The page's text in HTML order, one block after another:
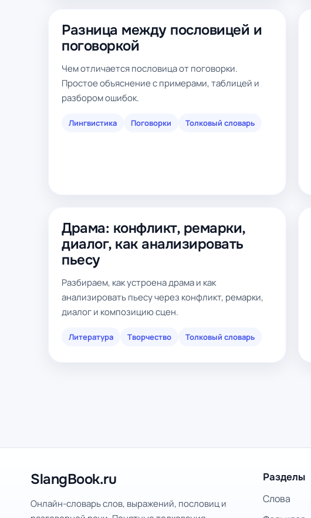
Разница между пословицей и
поговоркой
Чем отличается пословица от поговорки.
Простое объяснение с примерами, таблицей и
разбором ошибок.
Лингвистика Поговорки Толковый словарь
Драма: конфликт, ремарки,
диалог, как анализировать
пьесу
Разбираем, как устроена драма и как
анализировать пьесу через конфликт, ремарки,
диалог и композицию сцен.
Литература Творчество Толковый словарь
SlangBook.ru
Онлайн-словарь слов, выражений, пословиц и
Разделы
Слова